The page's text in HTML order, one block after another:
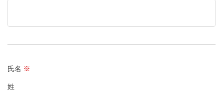
氏名 ※
姓